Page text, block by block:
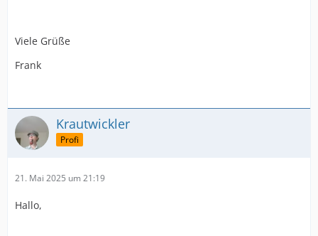
Viele Grüße
Frank
Krautwickler
Profi
21. Mai 2025 um 21:19
Hallo,